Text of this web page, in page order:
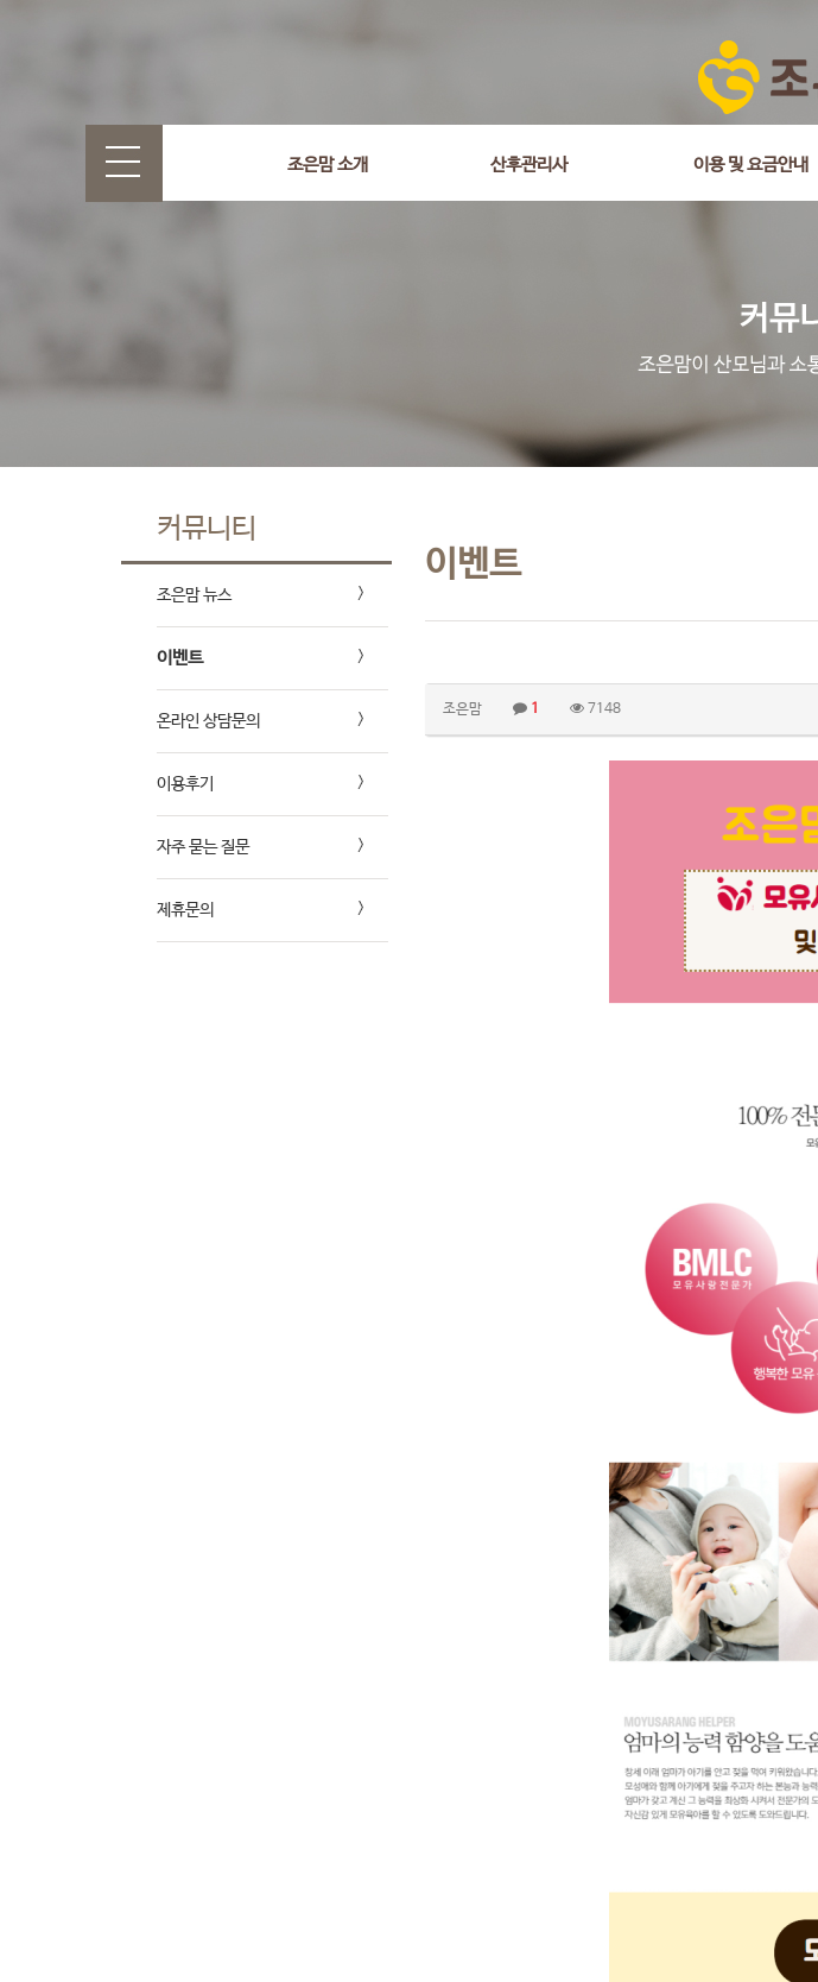
조은맘 소개 산후관리사 이용 및 요금안내
커뮤니티
조은맘 뉴스
이벤트
온라인 상담문의
이용후기
자주 묻는 질문
제휴문의
이벤트
조은맘 1 7148